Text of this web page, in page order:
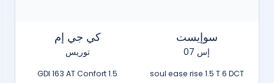
سوإيست
إس 07
soul ease rise 1.5 T 6 DCT
كي جي إم
توريس
1.5 GDI 163 AT Confort